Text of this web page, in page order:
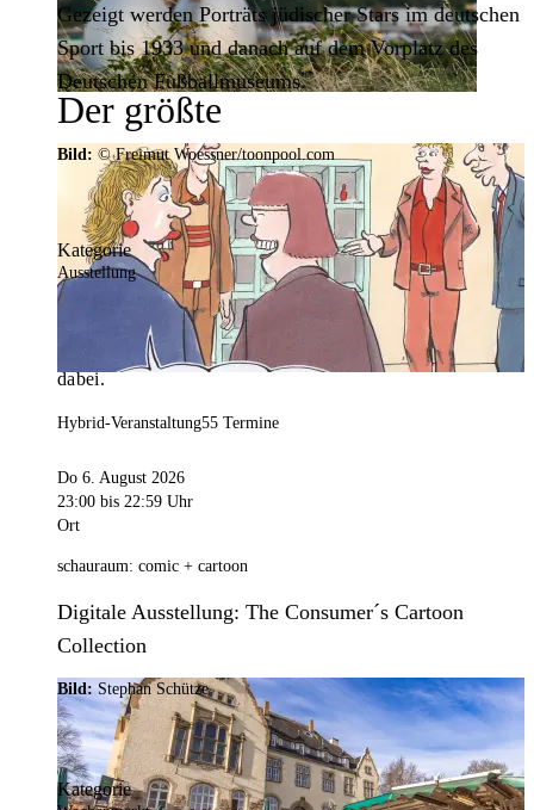
Der größte
Veranstaltungskalender der
Region
Mit weit über 4.000 Terminen ist der
Veranstaltungskalender der Stadt Dortmund der
umfangreichste der Region. Hier ist für alle was
dabei.
Gezeigt werden Porträts jüdischer Stars im deutschen
Sport bis 1933 und danach auf dem Vorplatz des
Deutschen Fußballmuseums.
Bild: © Freimut Woessner/toonpool.com
Kategorie
Ausstellung
Hybrid-Veranstaltung55 Termine
Do 6. August 2026
23:00 bis 22:59 Uhr
Ort
schauraum: comic + cartoon
Digitale Ausstellung: The Consumer´s Cartoon
Collection
Bild: Stephan Schütze
Kategorie